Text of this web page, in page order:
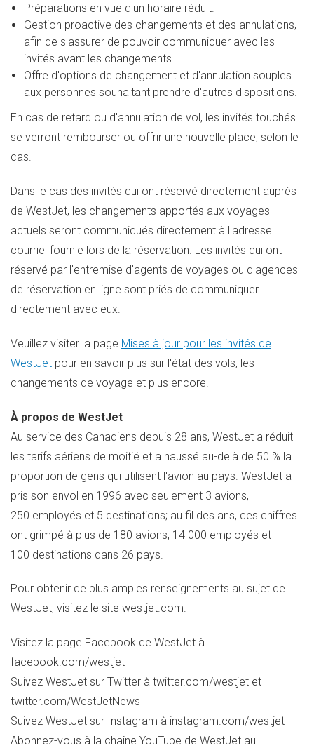
Préparations en vue d'un horaire réduit.
Gestion proactive des changements et des annulations,
afin de s'assurer de pouvoir communiquer avec les
invités avant les changements.
Offre d'options de changement et d'annulation souples
aux personnes souhaitant prendre d'autres dispositions.
En cas de retard ou d'annulation de vol, les invités touchés
se verront rembourser ou offrir une nouvelle place, selon le
cas.
Dans le cas des invités qui ont réservé directement auprès
de WestJet, les changements apportés aux voyages
actuels seront communiqués directement à l'adresse
courriel fournie lors de la réservation. Les invités qui ont
réservé par l'entremise d'agents de voyages ou d'agences
de réservation en ligne sont priés de communiquer
directement avec eux.
Veuillez visiter la page Mises à jour pour les invités de
WestJet pour en savoir plus sur l'état des vols, les
changements de voyage et plus encore.
À propos de WestJet
Au service des Canadiens depuis 28 ans, WestJet a réduit
les tarifs aériens de moitié et a haussé au-delà de 50 % la
proportion de gens qui utilisent l'avion au pays. WestJet a
pris son envol en 1996 avec seulement 3 avions,
250 employés et 5 destinations; au fil des ans, ces chiffres
ont grimpé à plus de 180 avions, 14 000 employés et
100 destinations dans 26 pays.
Pour obtenir de plus amples renseignements au sujet de
WestJet, visitez le site westjet.com.
Visitez la page Facebook de WestJet à
facebook.com/westjet
Suivez WestJet sur Twitter à twitter.com/westjet et
twitter.com/WestJetNews
Suivez WestJet sur Instagram à instagram.com/westjet
Abonnez-vous à la chaîne YouTube de WestJet au